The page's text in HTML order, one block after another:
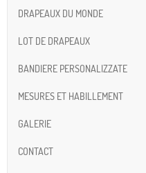
DRAPEAUX DU MONDE
LOT DE DRAPEAUX
BANDIERE PERSONALIZZATE
MESURES ET HABILLEMENT
GALERIE
CONTACT